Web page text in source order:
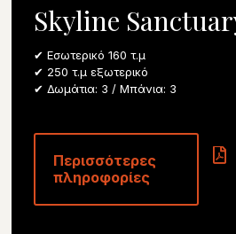
Skyline
✔ Εσωτερικό 160 τ.μ
✔ 250 τ.μ εξωτερικό
✔ Δωμάτια: 3 / Μπάνια: 3
Περισσότερες
πληροφορίες